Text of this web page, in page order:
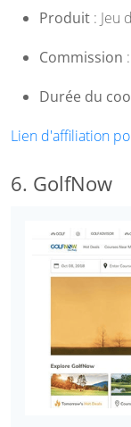
Produit : Jeu
Commission
Durée du
Lien d'affiliation
6. GolfNow